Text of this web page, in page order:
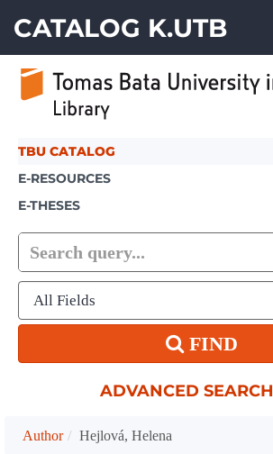
CATALOG K.UTB
TBU CATALOG
E-RESOURCES
E-THESES
FIND
ADVANCED SEARCH
Author Hejlová, Helena